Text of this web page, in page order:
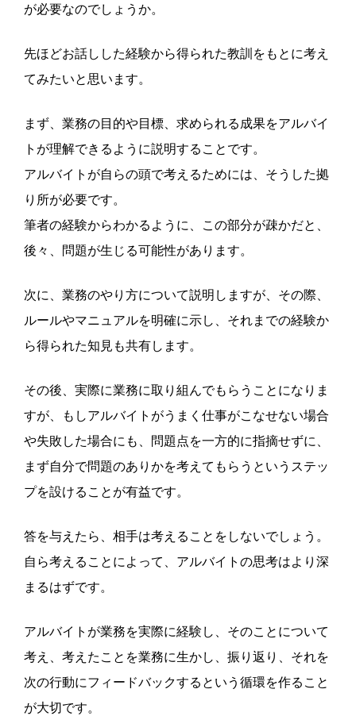
が必要なのでしょうか。
先ほどお話しした経験から得られた教訓をもとに考え
てみたいと思います。
まず、業務の目的や目標、求められる成果をアルバイ
トが理解できるように説明することです。
アルバイトが自らの頭で考えるためには、そうした拠
り所が必要です。
筆者の経験からわかるように、この部分が疎かだと、
後々、問題が生じる可能性があります。
次に、業務のやり方について説明しますが、その際、
ルールやマニュアルを明確に示し、それまでの経験か
ら得られた知見も共有します。
その後、実際に業務に取り組んでもらうことになりま
すが、もしアルバイトがうまく仕事がこなせない場合
や失敗した場合にも、問題点を一方的に指摘せずに、
まず自分で問題のありかを考えてもらうというステッ
プを設けることが有益です。
答を与えたら、相手は考えることをしないでしょう。
自ら考えることによって、アルバイトの思考はより深
まるはずです。
アルバイトが業務を実際に経験し、そのことについて
考え、考えたことを業務に生かし、振り返り、それを
次の行動にフィードバックするという循環を作ること
が大切です。